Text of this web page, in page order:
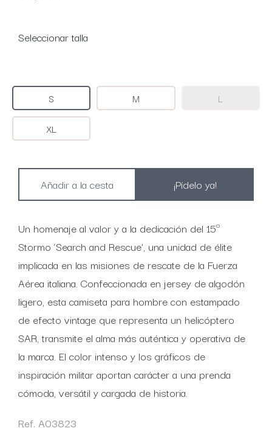
Seleccionar talla
S M L
XL
¡Pídelo ya!
Un homenaje al valor y a la dedicación del 15º
Stormo ‘Search and Rescue’, una unidad de élite
implicada en las misiones de rescate de la Fuerza
Aérea italiana. Confeccionada en jersey de algodón
ligero, esta camiseta para hombre con estampado
de efecto vintage que representa un helicóptero
SAR, transmite el alma más auténtica y operativa de
la marca. El color intenso y los gráficos de
inspiración militar aportan carácter a una prenda
cómoda, versátil y cargada de historia.
Ref. A03823